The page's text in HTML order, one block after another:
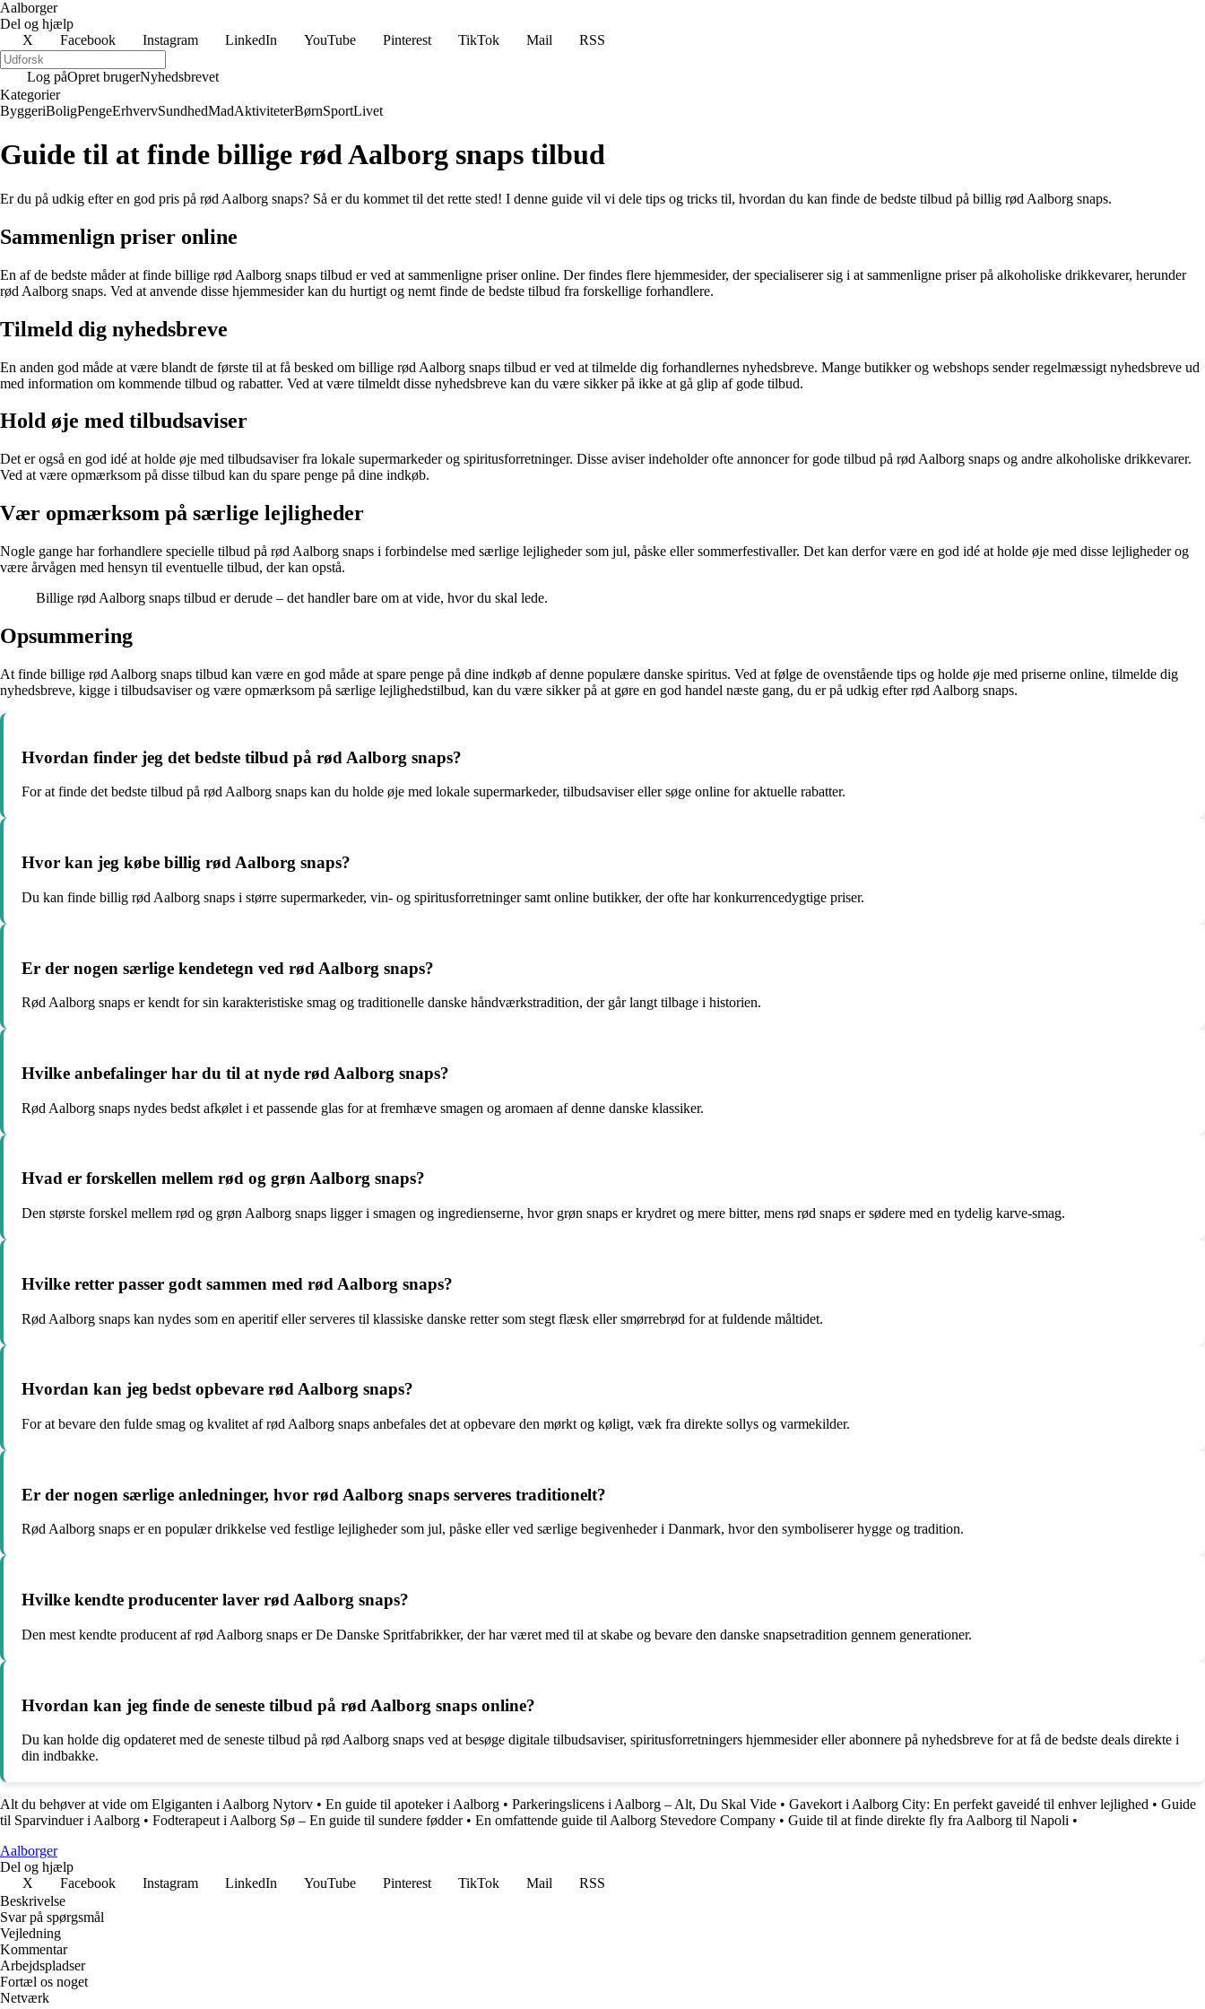
Aalborger
Del og hjælp
X
Facebook Instagram LinkedIn YouTube Pinterest TikTok Mail RSS
Log påOpret brugerNyhedsbrevet
Kategorier
ByggeriBoligPengeErhvervSundhedMadAktiviteterBørnSportLivet
Guide til at finde billige rød Aalborg snaps tilbud
Er du på udkig efter en god pris på rød Aalborg snaps? Så er du kommet til det rette sted! I denne guide vil vi dele tips og tricks til, hvordan du kan finde de bedste tilbud på billig rød Aalborg snaps.
Sammenlign priser online
En af de bedste måder at finde billige rød Aalborg snaps tilbud er ved at sammenligne priser online. Der findes flere hjemmesider, der specialiserer sig i at sammenligne priser på alkoholiske drikkevarer, herunder
rød Aalborg snaps. Ved at anvende disse hjemmesider kan du hurtigt og nemt finde de bedste tilbud fra forskellige forhandlere.
Tilmeld dig nyhedsbreve
En anden god måde at være blandt de første til at få besked om billige rød Aalborg snaps tilbud er ved at tilmelde dig forhandlernes nyhedsbreve. Mange butikker og webshops sender regelmæssigt nyhedsbreve ud
med information om kommende tilbud og rabatter. Ved at være tilmeldt disse nyhedsbreve kan du være sikker på ikke at gå glip af gode tilbud.
Hold øje med tilbudsaviser
Det er også en god idé at holde øje med tilbudsaviser fra lokale supermarkeder og spiritusforretninger. Disse aviser indeholder ofte annoncer for gode tilbud på rød Aalborg snaps og andre alkoholiske drikkevarer.
Ved at være opmærksom på disse tilbud kan du spare penge på dine indkøb.
Vær opmærksom på særlige lejligheder
Nogle gange har forhandlere specielle tilbud på rød Aalborg snaps i forbindelse med særlige lejligheder som jul, påske eller sommerfestivaller. Det kan derfor være en god idé at holde øje med disse lejligheder og
være årvågen med hensyn til eventuelle tilbud, der kan opstå.
Billige rød Aalborg snaps tilbud er derude – det handler bare om at vide, hvor du skal lede.
Opsummering
At finde billige rød Aalborg snaps tilbud kan være en god måde at spare penge på dine indkøb af denne populære danske spiritus. Ved at følge de ovenstående tips og holde øje med priserne online, tilmelde dig
nyhedsbreve, kigge i tilbudsaviser og være opmærksom på særlige lejlighedstilbud, kan du være sikker på at gøre en god handel næste gang, du er på udkig efter rød Aalborg snaps.
Hvordan finder jeg det bedste tilbud på rød Aalborg snaps?
For at finde det bedste tilbud på rød Aalborg snaps kan du holde øje med lokale supermarkeder, tilbudsaviser eller søge online for aktuelle rabatter.
Hvor kan jeg købe billig rød Aalborg snaps?
Du kan finde billig rød Aalborg snaps i større supermarkeder, vin- og spiritusforretninger samt online butikker, der ofte har konkurrencedygtige priser.
Er der nogen særlige kendetegn ved rød Aalborg snaps?
Rød Aalborg snaps er kendt for sin karakteristiske smag og traditionelle danske håndværkstradition, der går langt tilbage i historien.
Hvilke anbefalinger har du til at nyde rød Aalborg snaps?
Rød Aalborg snaps nydes bedst afkølet i et passende glas for at fremhæve smagen og aromaen af denne danske klassiker.
Hvad er forskellen mellem rød og grøn Aalborg snaps?
Den største forskel mellem rød og grøn Aalborg snaps ligger i smagen og ingredienserne, hvor grøn snaps er krydret og mere bitter, mens rød snaps er sødere med en tydelig karve-smag.
Hvilke retter passer godt sammen med rød Aalborg snaps?
Rød Aalborg snaps kan nydes som en aperitif eller serveres til klassiske danske retter som stegt flæsk eller smørrebrød for at fuldende måltidet.
Hvordan kan jeg bedst opbevare rød Aalborg snaps?
For at bevare den fulde smag og kvalitet af rød Aalborg snaps anbefales det at opbevare den mørkt og køligt, væk fra direkte sollys og varmekilder.
Er der nogen særlige anledninger, hvor rød Aalborg snaps serveres traditionelt?
Rød Aalborg snaps er en populær drikkelse ved festlige lejligheder som jul, påske eller ved særlige begivenheder i Danmark, hvor den symboliserer hygge og tradition.
Hvilke kendte producenter laver rød Aalborg snaps?
Den mest kendte producent af rød Aalborg snaps er De Danske Spritfabrikker, der har været med til at skabe og bevare den danske snapsetradition gennem generationer.
Hvordan kan jeg finde de seneste tilbud på rød Aalborg snaps online?
Du kan holde dig opdateret med de seneste tilbud på rød Aalborg snaps ved at besøge digitale tilbudsaviser, spiritusforretningers hjemmesider eller abonnere på nyhedsbreve for at få de bedste deals direkte i
din indbakke.
Alt du behøver at vide om Elgiganten i Aalborg Nytorv • En guide til apoteker i Aalborg • Parkeringslicens i Aalborg – Alt, Du Skal Vide • Gavekort i Aalborg City: En perfekt gaveidé til enhver lejlighed • Guide
til Sparvinduer i Aalborg • Fodterapeut i Aalborg Sø – En guide til sundere fødder• En omfattende guide til Aalborg Stevedore Company • Guide til at finde direkte fly fra Aalborg til Napoli •
Aalborger
Del og hjælp
X
Facebook Instagram LinkedIn YouTube Pinterest TikTok Mail
RSS
Beskrivelse
Svar på spørgsmål
Vejledning
Kommentar
Arbejdspladser
Fortæl os noget
Netværk